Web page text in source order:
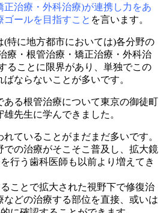
治療・外科治療)が連携し力をあ
ールを目指すこと を言います。
(特に地方都市においては)各分野の
療・根管治療・矯正治療・外科治
ることに限界があり、単独でこの
ならないことが多いです。
ある根管治療について東京の御徒町
先生に学んできました。
ていることがまだまだ多いです。
での治療がそこそこ普及し、拡大鏡
行う歯科医師も以前より増えてき
ことで拡大された視野下で修復治
どの治療する部位を直接、或いは